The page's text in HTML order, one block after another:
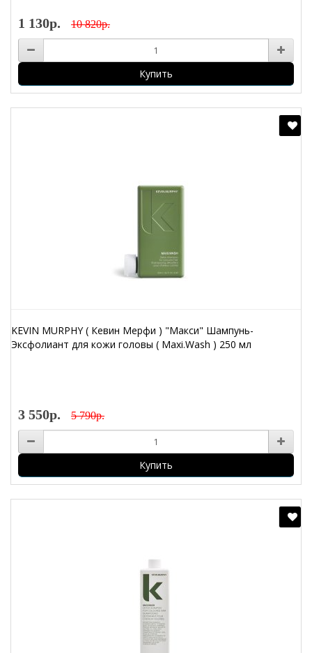
1 130р. 10 820р.
Купить
KEVIN MURPHY ( Кевин Мерфи ) "Макси" Шампунь-
Эксфолиант для кожи головы ( Maxi.Wash ) 250 мл
3 550р. 5 790р.
Купить